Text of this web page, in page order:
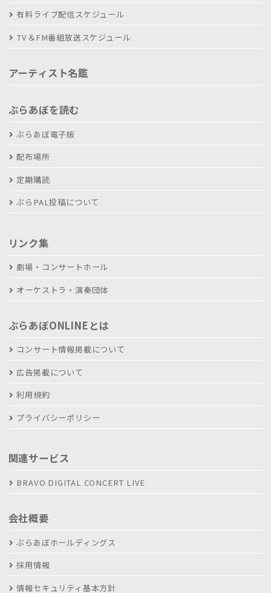
有料ライブ配信スケジュール
TV＆FM番組放送スケジュール
アーティスト名鑑
ぶらあぼを読む
ぶらあぼ電子版
配布場所
定期購読
ぶらPAL投稿について
リンク集
劇場・コンサートホール
オーケストラ・演奏団体
ぶらあぼONLINEとは
コンサート情報掲載について
広告掲載について
利用規約
プライバシーポリシー
関連サービス
BRAVO DIGITAL CONCERT LIVE
会社概要
ぶらあぼホールディングス
採用情報
情報セキュリティ基本方針